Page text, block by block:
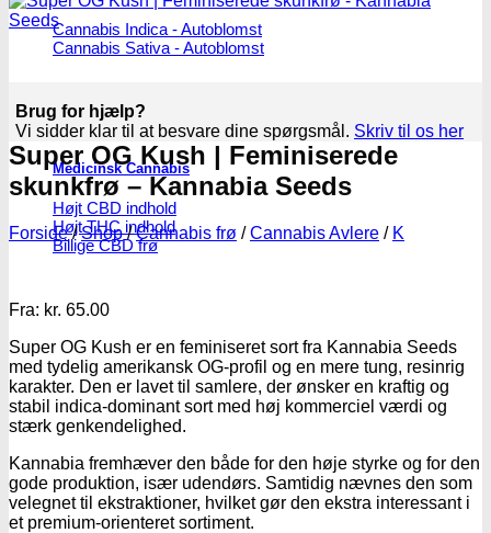
Cannabis Indica - Autoblomst
Cannabis Sativa - Autoblomst
Medicinsk Cannabis
Højt CBD indhold
Højt THC indhold
Billige CBD frø
Brug for hjælp?
Vi sidder klar til at besvare dine spørgsmål. Skriv til os her
Super OG Kush | Feminiserede
skunkfrø – Kannabia Seeds
Forside / Shop / Cannabis frø / Cannabis Avlere / K
Fra: kr. 65.00
Super OG Kush er en feminiseret sort fra Kannabia Seeds
med tydelig amerikansk OG-profil og en mere tung, resinrig
karakter. Den er lavet til samlere, der ønsker en kraftig og
stabil indica-dominant sort med høj kommerciel værdi og
stærk genkendelighed.
Kannabia fremhæver den både for den høje styrke og for den
gode produktion, især udendørs. Samtidig nævnes den som
velegnet til ekstraktioner, hvilket gør den ekstra interessant i
et premium-orienteret sortiment.